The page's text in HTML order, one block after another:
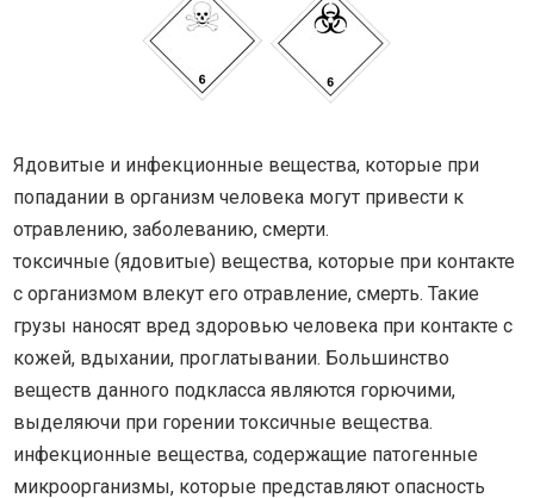
Ядовитые и инфекционные вещества, которые при
попадании в организм человека могут привести к
отравлению, заболеванию, смерти.
токсичные (ядовитые) вещества, которые при контакте
с организмом влекут его отравление, смерть. Такие
грузы наносят вред здоровью человека при контакте с
кожей, вдыхании, проглатывании. Большинство
веществ данного подкласса являются горючими,
выделяючи при горении токсичные вещества.
инфекционные вещества, содержащие патогенные
микроорганизмы, которые представляют опасность